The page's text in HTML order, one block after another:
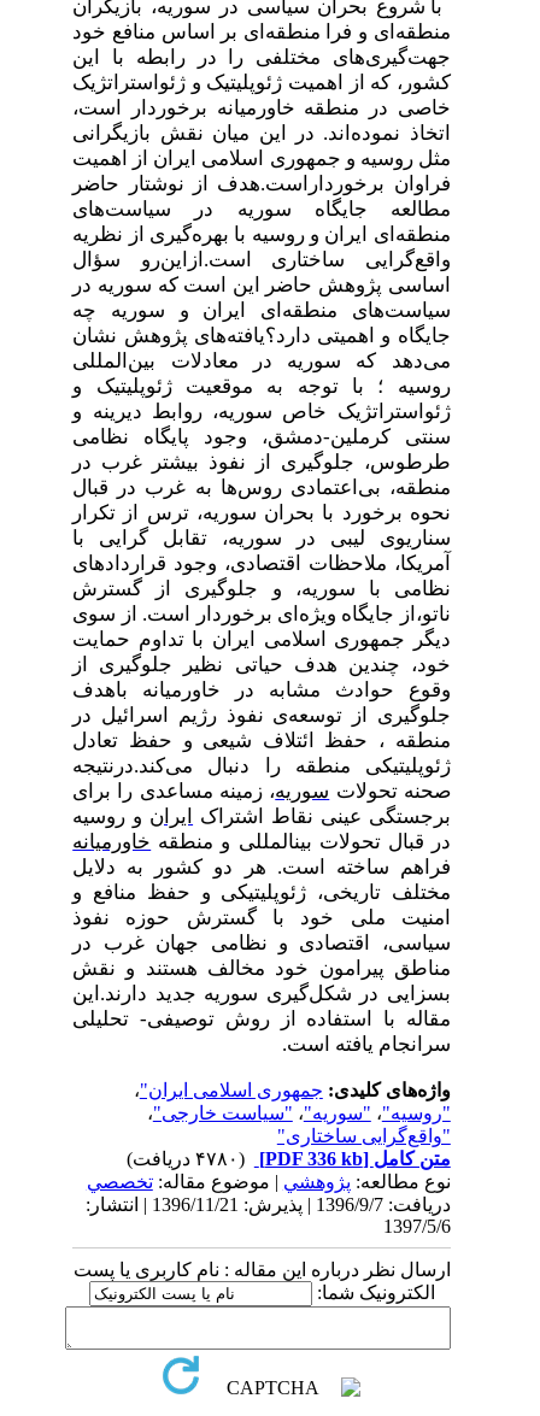
با شروع بحران سیاسی در سوریه، بازیگران
منطقه‌ای و فرا منطقه‌ای بر اساس منافع خود
جهت‌گیری‌های مختلفی را در رابطه با این
کشور، که از اهمیت ژئوپلیتیک و ژئواستراتژیک
خاصی در منطقه خاورمیانه برخوردار است،
اتخاذ نموده‌اند. در این میان نقش بازیگرانی
مثل روسیه و جمهوری اسلامی ایران از اهمیت
فراوان برخوردار‌است.هدف از نوشتار حاضر
مطالعه جایگاه سوریه در سیاست‌های
منطقه‌ای ایران و روسیه با بهره‌گیری از نظریه
واقع‌گرایی ساختاری است.ازاین‌رو سؤال
اساسی پژوهش حاضر این است که سوریه در
سیاست‌های منطقه‌ای ایران و سوریه چه
جایگاه و اهمیتی دارد؟یافته‌های پژوهش نشان
می‌دهد که سوریه در معادلات بین‌المللی
روسیه ؛ با توجه به موقعیت ژئوپلیتیک و
ژئواستراتژیک خاص سوریه، روابط دیرینه و
سنتی کرملین-دمشق، وجود پایگاه نظامی
طرطوس، جلوگیری از نفوذ بیشتر غرب در
منطقه، بی‌اعتمادی روس‌ها به غرب در قبال
نحوه برخورد با بحران سوریه، ترس از تکرار
سناریوی لیبی در سوریه، تقابل گرایی با
آمریکا، ملاحظات اقتصادی، وجود قراردادهای
نظامی با سوریه، و جلوگیری از گسترش
ناتو،از جایگاه ویژه‌ای برخوردار است. از سوی
دیگر جمهوری اسلامی ایران با تداوم حمایت
خود، چندین هدف حیاتی نظیر جلوگیری از
وقوع حوادث مشابه در خاورمیانه باهدف
جلوگیری از توسعه‌ی نفوذ رژیم اسرائیل در
منطقه ، حفظ ائتلاف شیعی و حفظ تعادل
ژئوپلیتیکی منطقه را دنبال می‌کند.درنتیجه
صحنه تحولاتسوریه، زمینه مساعدی را برای
برجستگی عینی نقاط اشتراکایران
و روسیه
در قبال تحولات بین­المللی و منطقهخاورمیانه
فراهم ساخته است. هر دو کشور به دلایل
مختلف تاریخی، ژئوپلیتیکی و حفظ منافع و
امنیت ملی خود با گسترش حوزه نفوذ
سیاسی، اقتصادی و نظامی جهان غرب در
مناطق پیرامون خود مخالف هستند و نقش
بسزایی در شکل‌گیری سوریه جدید دارند.این
مقاله با استفاده از روش توصیفی- تحلیلی
سرانجام یافته است.
واژه‌های کلیدی:جمهوری اسلامی ایران"،
"روسیه"،"سوریه"،"سیاست خارجی" ،
"واقع‌گرایی ساختاری"
متن کامل[PDF 336 kb]
نوع مطالعه:پژوهشي| موضوع مقاله:تخصصي
دریافت: 1396/9/7 | پذیرش: 1396/11/21 | انتشار:
1397/5/6
ارسال نظر درباره این مقاله : نام کاربری یا پست
الکترونیک شما: